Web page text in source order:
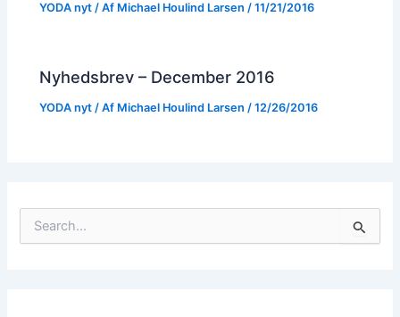
YODA nyt / Af Michael Houlind Larsen/11/21/2016
Nyhedsbrev – December 2016
YODA nyt / Af Michael Houlind Larsen/12/26/2016
ø